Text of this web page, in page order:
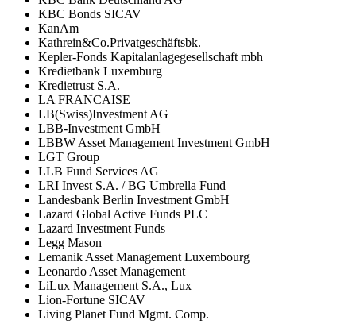
KBC Bonds SICAV
KanAm
Kathrein&Co.Privatgeschäftsbk.
Kepler-Fonds Kapitalanlagegesellschaft mbh
Kredietbank Luxemburg
Kredietrust S.A.
LA FRANCAISE
LB(Swiss)Investment AG
LBB-Investment GmbH
LBBW Asset Management Investment GmbH
LGT Group
LLB Fund Services AG
LRI Invest S.A. / BG Umbrella Fund
Landesbank Berlin Investment GmbH
Lazard Global Active Funds PLC
Lazard Investment Funds
Legg Mason
Lemanik Asset Management Luxembourg
Leonardo Asset Management
LiLux Management S.A., Lux
Lion-Fortune SICAV
Living Planet Fund Mgmt. Comp.